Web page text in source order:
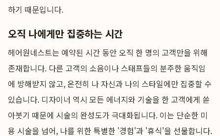
하기 때문입니다.
오직 나에게만 집중하는 시간
헤어원네스트는 예약된 시간 동안 오직 한 명의 고객만을 위해
존재합니다. 다른 고객의 소음이나 스태프들의 분주한 움직임
에 방해받지 않고, 온전히 나 자신과 나의 스타일에만 집중할 수
있습니다. 디자이너 역시 모든 에너지와 기술을 한 고객에게 쏟
아붓기 때문에 시술의 완성도가 극대화됩니다. 이는 단순한 미
용 시술을 넘어, 나를 위한 특별한 '경험'과 '휴식'을 선물합니다.